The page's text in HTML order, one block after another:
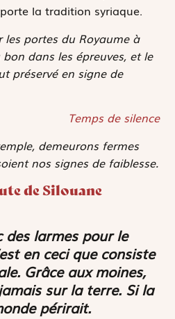
la tradition syriaque.
les portes du Royaume à
dans les épreuves, et le
préservé en signe de
Temps de silence
demeurons fermes
nos signes de faiblesse.
de Silouane
des larmes pour le
en ceci que consiste
Grâce aux moines,
sur la terre. Si la
périrait.